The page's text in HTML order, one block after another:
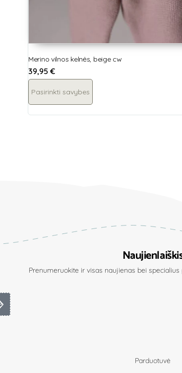
Merino vilnos kelnės, beige cw
39,95 €
Pasirinkti savybes
Prenumeruokite ir visas naujienas bei
Parduotuvė